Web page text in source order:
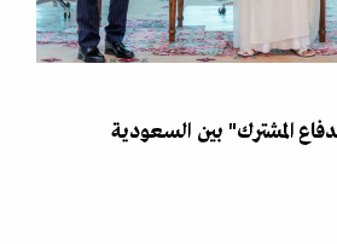
المشترك" بين السعودية